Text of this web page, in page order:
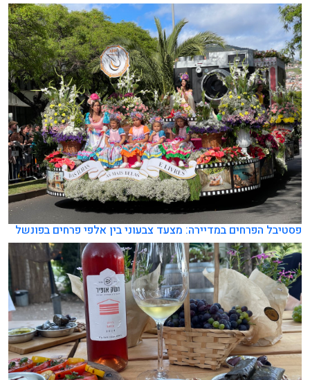
פסטיבל הפרחים במדיירה: מצעד צבעוני בין אלפי פרחים בפונשל